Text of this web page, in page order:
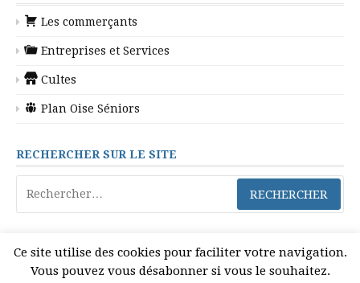
Les commerçants
Entreprises et Services
Cultes
Plan Oise Séniors
RECHERCHER SUR LE SITE
Ce site utilise des cookies pour faciliter votre navigation.
Vous pouvez vous désabonner si vous le souhaitez.